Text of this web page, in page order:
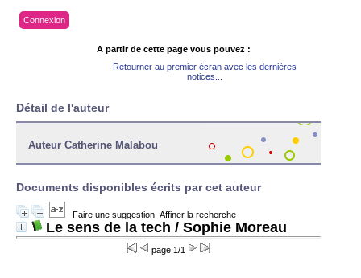
Connexion
A partir de cette page vous pouvez :
Retourner au premier écran avec les dernières
notices...
Détail de l'auteur
Auteur Catherine Malabou
Documents disponibles écrits par cet auteur
Faire une suggestion Affiner la recherche
Le sens de la tech / Sophie Moreau
page 1/1